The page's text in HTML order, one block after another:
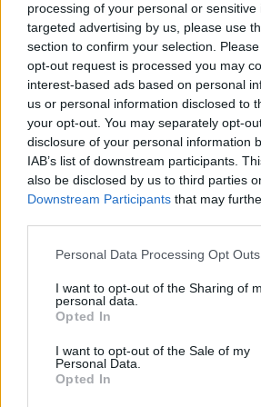
processing of your personal or
targeted advertising by us, please use
section to confirm your selection.
opt-out request is processed you may
interest-based ads based on personal
us or personal information disclosed to
your opt-out. You may separately opt-
disclosure of your personal information
IAB’s list of downstream participants.
also be disclosed by us to third parties
Downstream Participants that may
Please note that this website/app uses
not limited to your visit or usage
grant or deny consent to Google and its
use your data for below specified
consent section.
Personal Data Processing Opt Outs
I want to opt-out of the Sharing of
personal data.
Opted In
I want to opt-out of the Sale of my
Personal Data.
Opted In
οικονομία στο νερό, καθώς
τροφοδοτούν τους
λόγω των προσπαθειών να
στη συνοικία Πασίφικ